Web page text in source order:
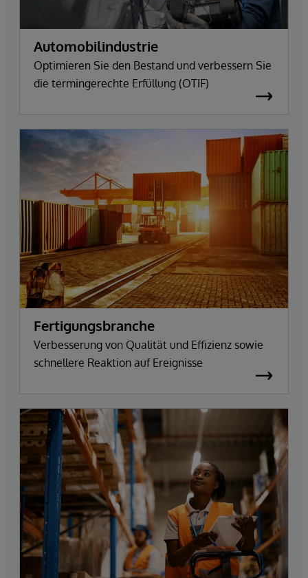
Automobilindustrie
Optimieren Sie den Bestand und verbessern Sie
die termingerechte Erfüllung (OTIF)
Fertigungsbranche
Verbesserung von Qualität und Effizienz sowie
schnellere Reaktion auf Ereignisse